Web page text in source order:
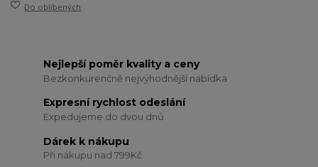
Do oblíbených
Nejlepší poměr kvality a ceny
Bezkonkurenčně nejvýhodnější nabídka
Expresní rychlost odeslání
Expedujeme do dvou dnů
Dárek k nákupu
Při nákupu nad 799Kč